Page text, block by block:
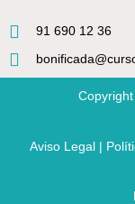
91 690 12 36
Aviso Legal|